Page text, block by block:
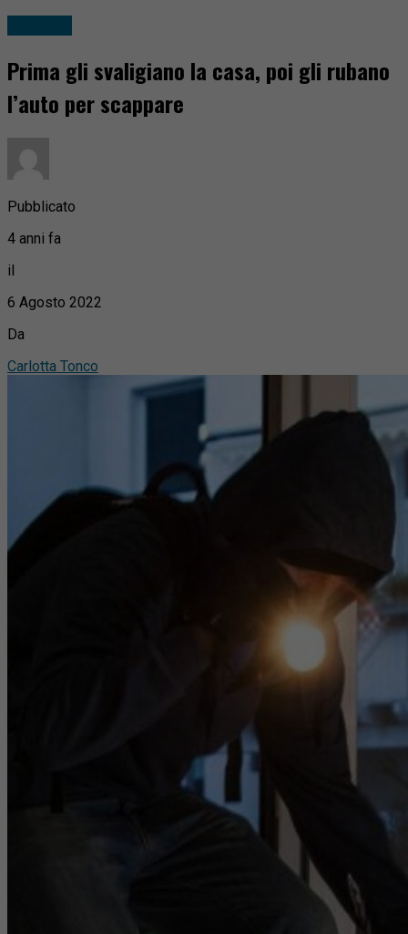
Prima gli svaligiano la casa, poi gli rubano
l’auto per scappare
Pubblicato
4 anni fa
il
6 Agosto 2022
Da
Carlotta Tonco